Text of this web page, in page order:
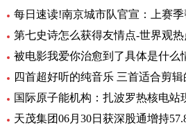
第七史诗怎么获得友情点-世界观热
被电影我爱你治愈到了具体是什么
四首超好听的纯音乐 三首适合剪
天茂集团06月30日获深股通增持